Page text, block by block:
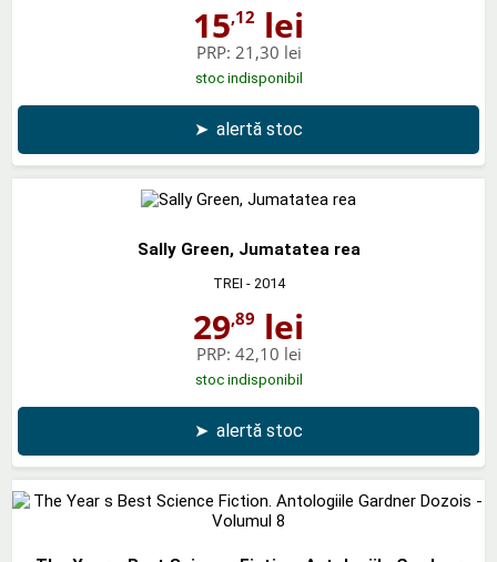
15,12 lei
PRP: 21,30 lei
stoc indisponibil
➤ alertă stoc
Sally Green, Jumatatea rea
TREI - 2014
29,89 lei
PRP: 42,10 lei
stoc indisponibil
➤ alertă stoc